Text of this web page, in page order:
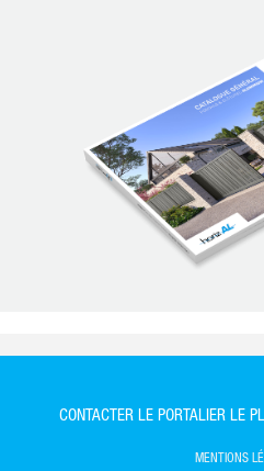
CONTACTER LE PORTALIER LE
MENTIONS